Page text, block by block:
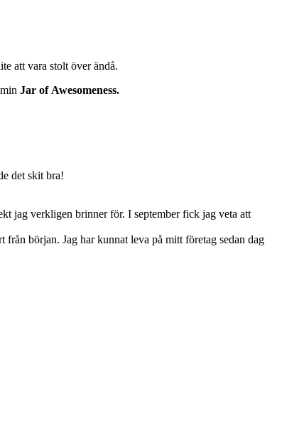
att vara stolt över ändå.
Jar of Awesomeness.
det skit bra!
jag verkligen brinner för. I september fick jag veta att
början. Jag har kunnat leva på mitt företag sedan dag